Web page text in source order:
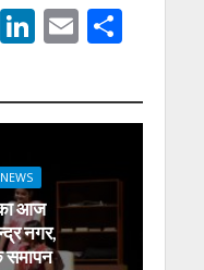
e
Li
n
k
e
dI
n
E
m
ai
l
S
ar
e
NEWS
का आज
नगर,
समापन